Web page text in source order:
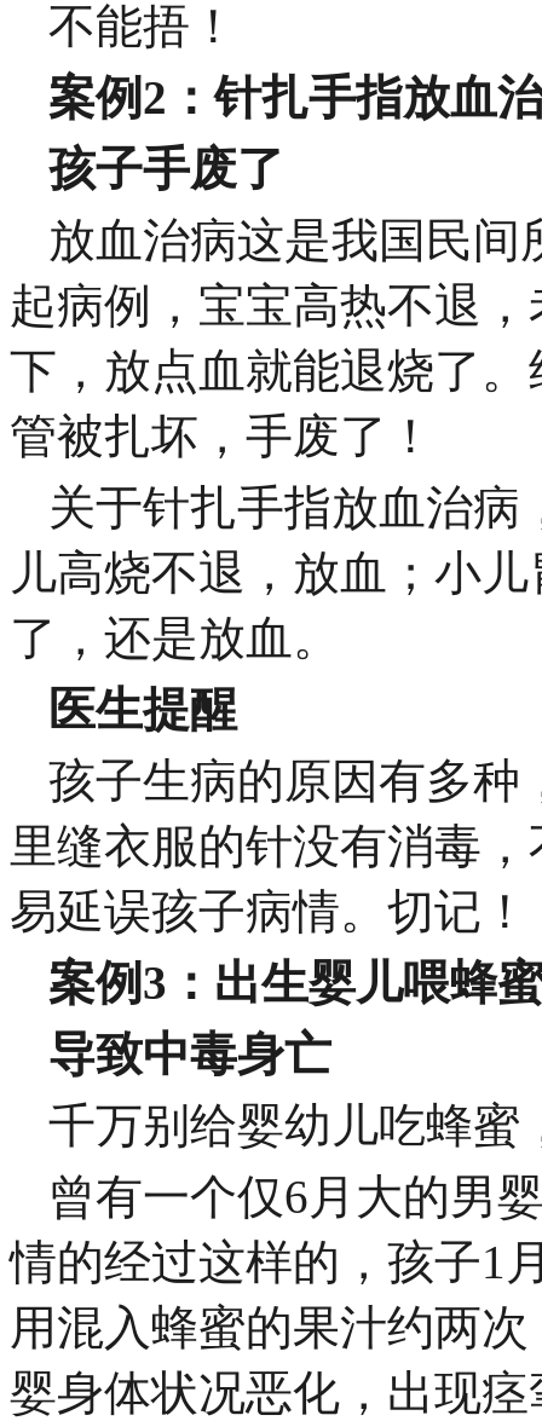
不能捂！
案例2：针扎手指放血
孩子手废了
放血治病这是我国民
起病例，宝宝高热不退
下，放点血就能退烧了
管被扎坏，手废了！
关于针扎手指放血治
儿高烧不退，放血；小
了，还是放血。
医生提醒
孩子生病的原因有多种
里缝衣服的针没有消毒
易延误孩子病情。切记！
案例3：出生婴儿喂蜂
导致中毒身亡
千万别给婴幼儿吃蜂蜜
曾有一个仅6月大的男
情的经过这样的，孩子1
用混入蜂蜜的果汁约两
婴身体状况恶化，出现